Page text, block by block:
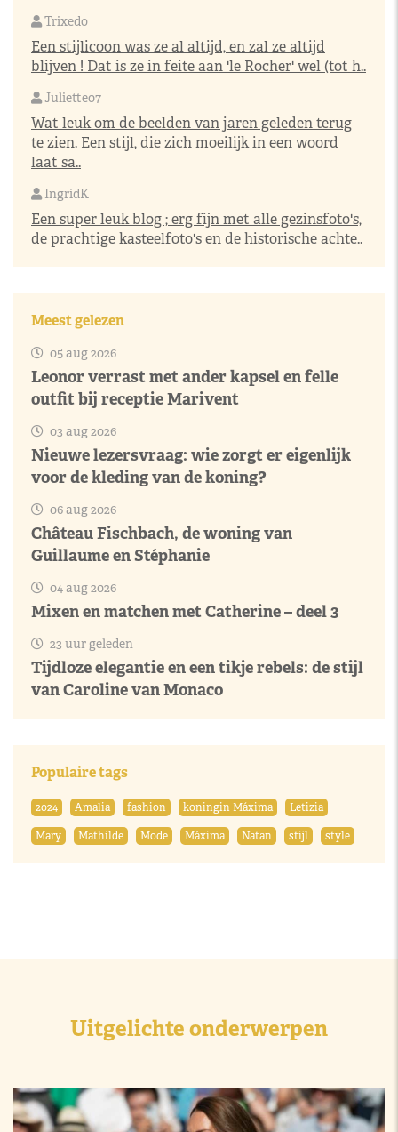
Trixedo
Een stijlicoon was ze al altijd, en zal ze altijd
blijven ! Dat is ze in feite aan 'le Rocher' wel (tot h..
Juliette07
Wat leuk om de beelden van jaren geleden terug
te zien. Een stijl, die zich moeilijk in een woord
laat sa..
IngridK
Een super leuk blog ; erg fijn met alle gezinsfoto's,
de prachtige kasteelfoto's en de historische achte..
Meest gelezen
05 aug 2026
Leonor verrast met ander kapsel en felle
outfit bij receptie Marivent
03 aug 2026
Nieuwe lezersvraag: wie zorgt er eigenlijk
voor de kleding van de koning?
06 aug 2026
Château Fischbach, de woning van
Guillaume en Stéphanie
04 aug 2026
Mixen en matchen met Catherine – deel 3
23 uur geleden
Tijdloze elegantie en een tikje rebels: de stijl
van Caroline van Monaco
Populaire tags
2024 Amalia fashion koningin Máxima
Letizia
Mary
Mathilde Mode Máxima Natan stijl style
Uitgelichte onderwerpen